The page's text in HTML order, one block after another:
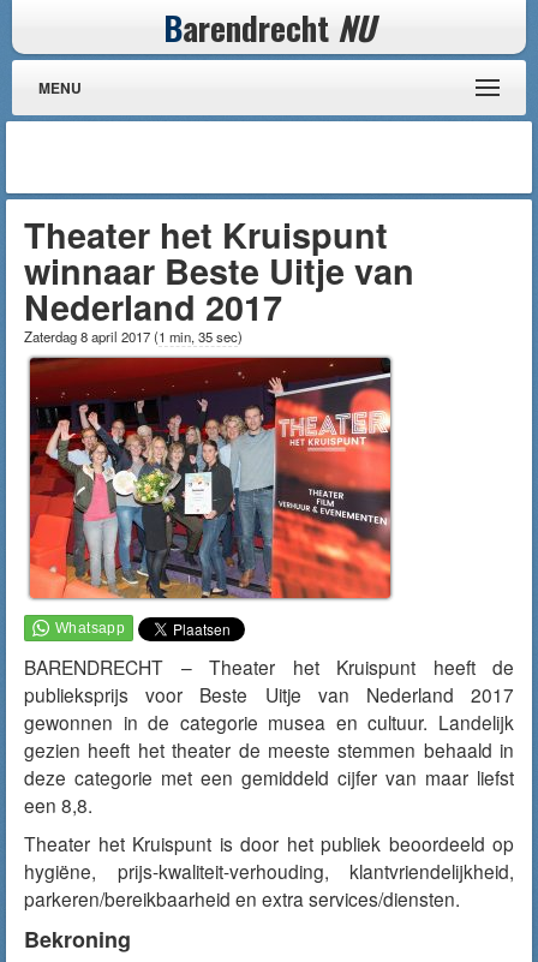
Barendrecht NU
MENU
Theater het Kruispunt
winnaar Beste Uitje van
Nederland 2017
Zaterdag 8 april 2017(1 min, 35 sec)
BARENDRECHT – Theater het Kruispunt heeft de
publieksprijs voor Beste Uitje van Nederland 2017
gewonnen in de categorie musea en cultuur. Landelijk
gezien heeft het theater de meeste stemmen behaald in
deze categorie met een gemiddeld cijfer van maar liefst
een 8,8.
Theater het Kruispunt is door het publiek beoordeeld op
hygiëne, prijs-kwaliteit-verhouding, klantvriendelijkheid,
parkeren/bereikbaarheid en extra services/diensten.
Bekroning